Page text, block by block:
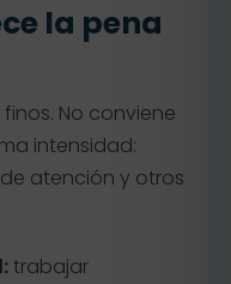
la pena
No conviene
intensidad:
atención y otros
trabajar